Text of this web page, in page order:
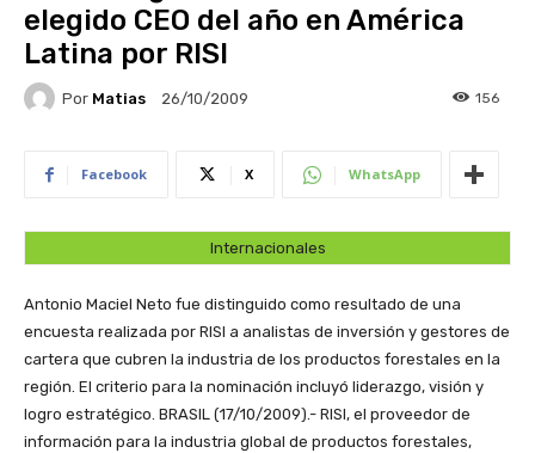
elegido CEO del año en América
Latina por RISI
Por Matias 26/10/2009 156
Facebook X WhatsApp
Internacionales
Antonio Maciel Neto fue distinguido como resultado de una
encuesta realizada por RISI a analistas de inversión y gestores de
cartera que cubren la industria de los productos forestales en la
región. El criterio para la nominación incluyó liderazgo, visión y
logro estratégico. BRASIL (17/10/2009).- RISI, el proveedor de
información para la industria global de productos forestales,